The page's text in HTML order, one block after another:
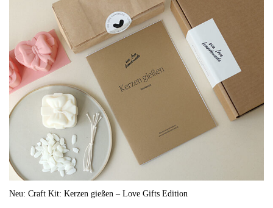
Neu: Craft Kit: Kerzen gießen – Love Gifts Edition